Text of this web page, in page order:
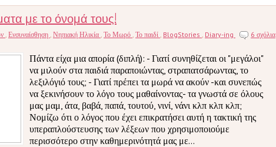
με το όνομά τους!
, Ενσυναίσθηση , Νηπιακή Ηλικία , Το Μωρό , Το παιδί , BlogStories , Diary-ing 6 σχόλια
Πάντα είχα μια απορία (διπλή): - Γιατί συνηθίζεται οι "μεγάλοι"
να μιλούν στα παιδιά παραποιώντας, στραπατσάρωντας, το
λεξιλόγιό τους; - Γιατί πρέπει τα μωρά να ακούν -και συνεπώς
να ξεκινήσουν το λόγο τους μαθαίνοντας- τα γνωστά σε όλους
μας μαμ, άτα, βαβά, παπά, τουτού, νινί, νάνι κλπ κλπ κλπ;
Νομίζω ότι ο λόγος που έχει επικρατήσει αυτή η τακτική της
υπεραπλούστευσης των λέξεων που χρησιμοποιούμε
περισσότερο στην καθημερινότητά μας με...